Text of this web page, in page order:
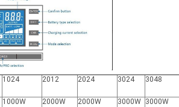
1024 2012 2024 3024 3048
1000W 2000W 2000W 3000W 3000W